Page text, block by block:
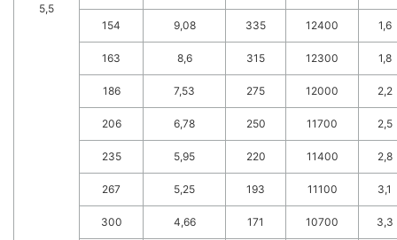
5,5
154 9,08 335 12400 1,6
163 8,6 315 12300 1,8
186 7,53 275 12000 2,2
206 6,78 250 11700 2,5
235 5,95 220 11400 2,8
267 5,25 193 11100 3,1
300 4,66 171 10700 3,3